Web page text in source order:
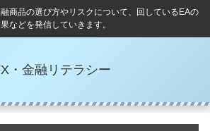
商品の選び方やリスクについて、回しているEAの
などを発信していきます。
・金融リテラシー